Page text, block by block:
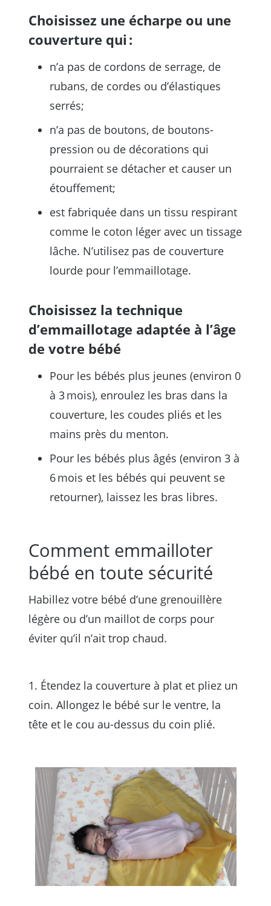
Choisissez une écharpe ou une
couverture qui :
n’a pas de cordons de serrage, de
rubans, de cordes ou d’élastiques
serrés;
n’a pas de boutons, de boutons-
pression ou de décorations qui
pourraient se détacher et causer un
étouffement;
est fabriquée dans un tissu respirant
comme le coton léger avec un tissage
lâche. N’utilisez pas de couverture
lourde pour l’emmaillotage.
Choisissez la technique
d’emmaillotage adaptée à l’âge
de votre bébé
Pour les bébés plus jeunes (environ 0
à 3 mois), enroulez les bras dans la
couverture, les coudes pliés et les
mains près du menton.
Pour les bébés plus âgés (environ 3 à
6 mois et les bébés qui peuvent se
retourner), laissez les bras libres.
Comment emmailloter
bébé en toute sécurité
Habillez votre bébé d’une grenouillère
légère ou d’un maillot de corps pour
éviter qu’il n’ait trop chaud.
1. Étendez la couverture à plat et pliez un
coin. Allongez le bébé sur le ventre, la
tête et le cou au-dessus du coin plié.